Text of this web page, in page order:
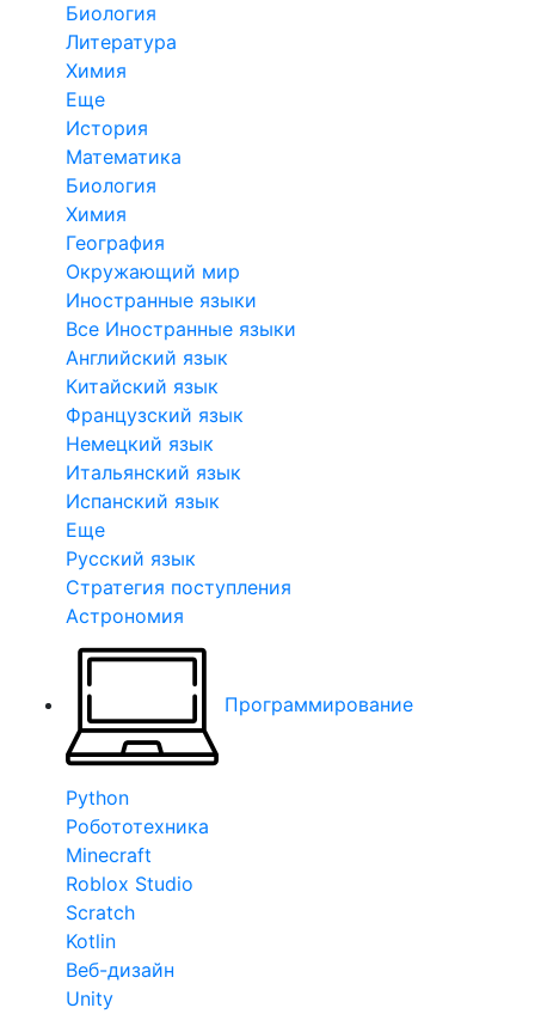
Биология
Литература
Химия
Еще
История
Математика
Биология
Химия
География
Окружающий мир
Иностранные языки
Все Иностранные языки
Английский язык
Китайский язык
Французский язык
Немецкий язык
Итальянский язык
Испанский язык
Еще
Русский язык
Стратегия поступления
Астрономия
Программирование
Python
Робототехника
Minecraft
Roblox Studio
Scratch
Kotlin
Веб-дизайн
Unity